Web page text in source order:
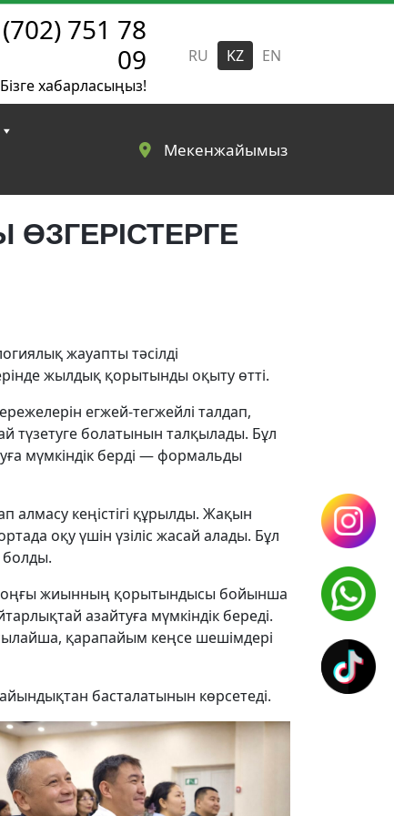
751 78
09
Бізге хабарласыңыз!
RU KZ EN
Мекенжайымыз
жауапты тәсілді
жылдық қорытынды оқыту өтті.
егжей-тегжейлі талдап,
түзетуге болатынын талқылады. Бұл
мүмкіндік берді — формальды
алмасу кеңістігі құрылды. Жақын
оқу үшін үзіліс жасай алады. Бұл
болды.
соңғы жиынның қорытындысы бойынша
азайтуға мүмкіндік береді.
қарапайым кеңсе шешімдері
басталатынын көрсетеді.